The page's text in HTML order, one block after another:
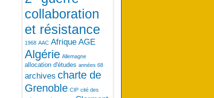
collaboration
et résistance
1968 AAC Afrique AGE
Algérie Allemagne
allocation d'études années 68
archives charte de
Grenoble CIP cité des